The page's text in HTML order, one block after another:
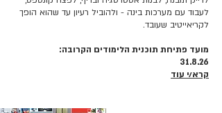
לעבוד עם מערכות בינה - ולהוביל רעיון עד שהוא הופך
לקריאייטיב שעובד.
מועד פתיחת תוכנית הלימודים הקרובה:
31.8.26
קרא/י עוד